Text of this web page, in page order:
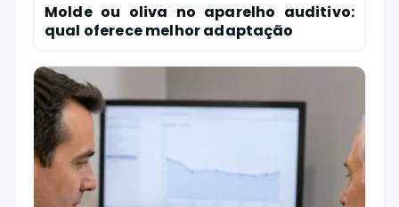
Molde ou oliva no aparelho auditivo:
qual oferece melhor adaptação